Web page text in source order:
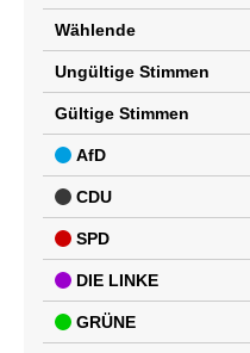
Wählende
Ungültige Stimmen
Gültige Stimmen
AfD
CDU
SPD
DIE LINKE
GRÜNE